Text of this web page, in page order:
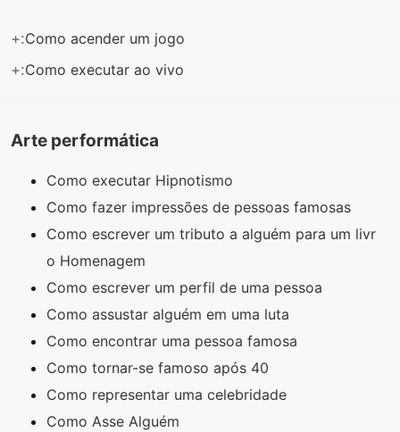
+:Como acender um jogo
+:Como executar ao vivo
Arte performática
Como executar Hipnotismo
Como fazer impressões de pessoas famosas
Como escrever um tributo a alguém para um livr
o Homenagem
Como escrever um perfil de uma pessoa
Como assustar alguém em uma luta
Como encontrar uma pessoa famosa
Como tornar-se famoso após 40
Como representar uma celebridade
Como Asse Alguém